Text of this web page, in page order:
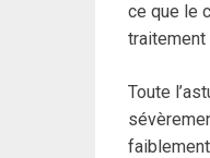
ce que le
traitement
Toute